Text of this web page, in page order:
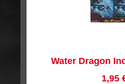
Water Dragon
1,95